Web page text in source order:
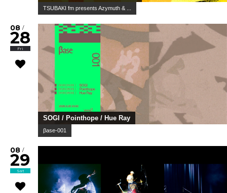
TSUBAKI fm presents Azymuth & ...
08 /
28
Fri
SOGI / Pointhope / Hue Ray
βase-001
08 /
29
Sat